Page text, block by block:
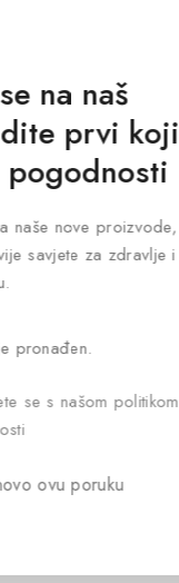
na naš
prvi koji
pogodnosti
naše nove proizvode,
savjete za zdravlje i
pronađen.
se s našom politikom
ovu poruku